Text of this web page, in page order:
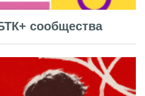
сообщества